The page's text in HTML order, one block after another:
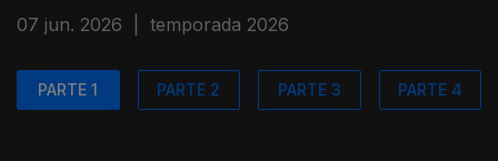
07 jun. 2026 temporada 2026
PARTE 1 PARTE 2 PARTE 3 PARTE 4